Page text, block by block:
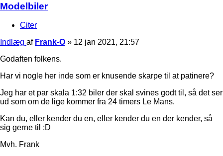
Modelbiler
Citer
Indlæg af Frank-O » 12 jan 2021, 21:57
Godaften folkens.
Har vi nogle her inde som er knusende skarpe til at patinere?
Jeg har et par skala 1:32 biler der skal svines godt til, så det ser
ud som om de lige kommer fra 24 timers Le Mans.
Kan du, eller kender du en, eller kender du en der kender, så
sig gerne til :D
Mvh. Frank